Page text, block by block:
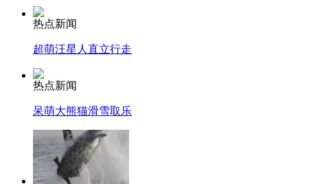
热点新闻
超萌汪星人直立行走
热点新闻
呆萌大熊猫滑雪取乐